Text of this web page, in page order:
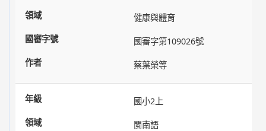
健康與體育
國審字第109026號
蔡葉榮等
國小2上
閩南語